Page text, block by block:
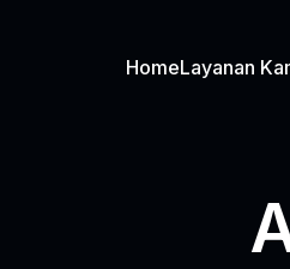
HomeLayanan